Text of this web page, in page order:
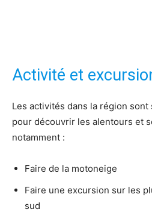
Activité et
Les activités dans la région
pour découvrir les alentours et
notamment :
Faire de la motoneige
Faire une excursion sur les
sud